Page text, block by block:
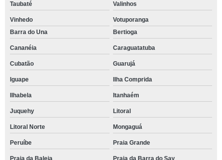
Taubaté Valinhos
Vinhedo
Votuporanga
Barra do Una
Bertioga
Cananéia Caraguatatuba
Cubatão Guarujá
Iguape Ilha Comprida
Ilhabela Itanhaém
Juquehy Litoral
Litoral Norte Mongaguá
Peruíbe Praia Grande
Praia da Baleia Praia da Barra do Say